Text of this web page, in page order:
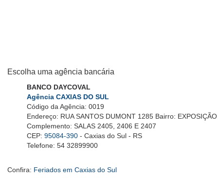
Escolha uma agência bancária
BANCO DAYCOVAL
Agência CAXIAS DO SUL
Código da Agência: 0019
Endereço: RUA SANTOS DUMONT 1285 Bairro: EXPOSIÇÃO
Complemento: SALAS 2405, 2406 E 2407
CEP: 95084-390 - Caxias do Sul - RS
Telefone: 54 32899900
Confira: Feriados em Caxias do Sul